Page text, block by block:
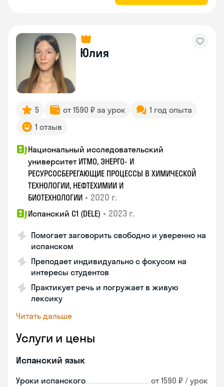
Юлия
5 от 1590 ₽ за урок
1 год опыта
1 отзыв
Национальный исследовательский
университет ИТМО, ЭНЕРГО- И
РЕСУРСОСБЕРЕГАЮЩИЕ ПРОЦЕССЫ В ХИМИЧЕСКОЙ
ТЕХНОЛОГИИ, НЕФТЕХИМИИ И
БИОТЕХНОЛОГИИ • 2020 г.
Испанский С1 (DELE) • 2023 г.
Помогает заговорить свободно и уверенно на
испанском
Преподает индивидуально с фокусом на
интересы студентов
Практикует речь и погружает в живую
лексику
Читать дальше
Услуги и цены
Испанский язык
Уроки испанского от 1590 ₽ / урок